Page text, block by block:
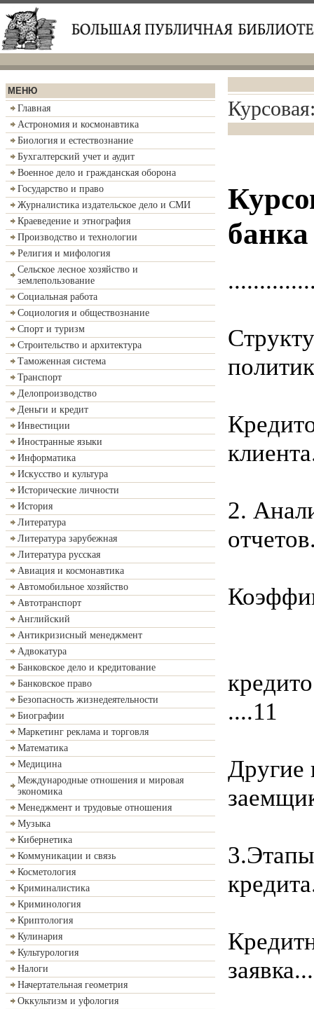
МЕНЮ
Главная
Астрономия и космонавтика
Биология и естествознание
Бухгалтерский учет и аудит
Военное дело и гражданская оборона
Государство и право
Журналистика издательское дело и СМИ
Краеведение и этнография
Производство и технологии
Религия и мифология
Сельское лесное хозяйство и
землепользование
Социальная работа
Социология и обществознание
Спорт и туризм
Строительство и архитектура
Таможенная система
Транспорт
Делопроизводство
Деньги и кредит
Инвестиции
Иностранные языки
Информатика
Искусство и культура
Исторические личности
История
Литература
Литература зарубежная
Литература русская
Авиация и космонавтика
Автомобильное хозяйство
Автотранспорт
Английский
Антикризисный менеджмент
Адвокатура
Банковское дело и кредитование
Банковское право
Безопасность жизнедеятельности
Биографии
Маркетинг реклама и торговля
Математика
Медицина
Международные отношения и мировая
экономика
Менеджмент и трудовые отношения
Музыка
Кибернетика
Коммуникации и связь
Косметология
Криминалистика
Криминология
Криптология
Кулинария
Культурология
Налоги
Начертательная геометрия
Оккультизм и уфология
банка
2.
....11
Другие